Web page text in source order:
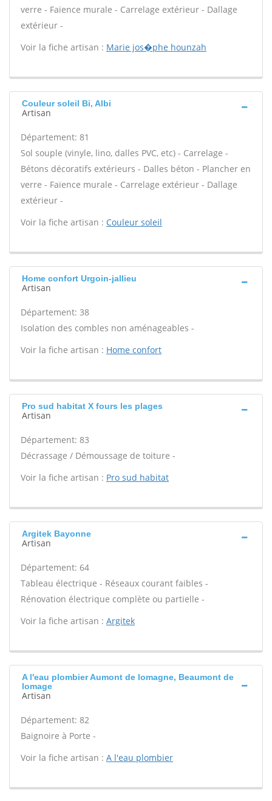
verre - Faïence murale - Carrelage extérieur - Dallage
extérieur -
Voir la fiche artisan : Marie jos�phe hounzah
Couleur soleil Bi, Albi
Artisan
Département: 81
Sol souple (vinyle, lino, dalles PVC, etc) - Carrelage -
Bétons décoratifs extérieurs - Dalles béton - Plancher en
verre - Faïence murale - Carrelage extérieur - Dallage
extérieur -
Voir la fiche artisan : Couleur soleil
Home confort Urgoin-jallieu
Artisan
Département: 38
Isolation des combles non aménageables -
Voir la fiche artisan : Home confort
Pro sud habitat X fours les plages
Artisan
Département: 83
Décrassage / Démoussage de toiture -
Voir la fiche artisan : Pro sud habitat
Argitek Bayonne
Artisan
Département: 64
Tableau électrique - Réseaux courant faibles -
Rénovation électrique complète ou partielle -
Voir la fiche artisan : Argitek
A l'eau plombier Aumont de lomagne, Beaumont de
lomage
Artisan
Département: 82
Baignoire à Porte -
Voir la fiche artisan : A l'eau plombier